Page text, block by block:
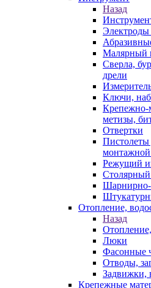
Назад
Электроды
Малярный
Сверла,
дрели
Ключи,
Крепежно-
метизы,
Отвертки
Пистолеты
Режущий
Шарнирно-
Отопление,
Назад
Люки
Фасонные
Отводы,
Задвижки,
Крепежные